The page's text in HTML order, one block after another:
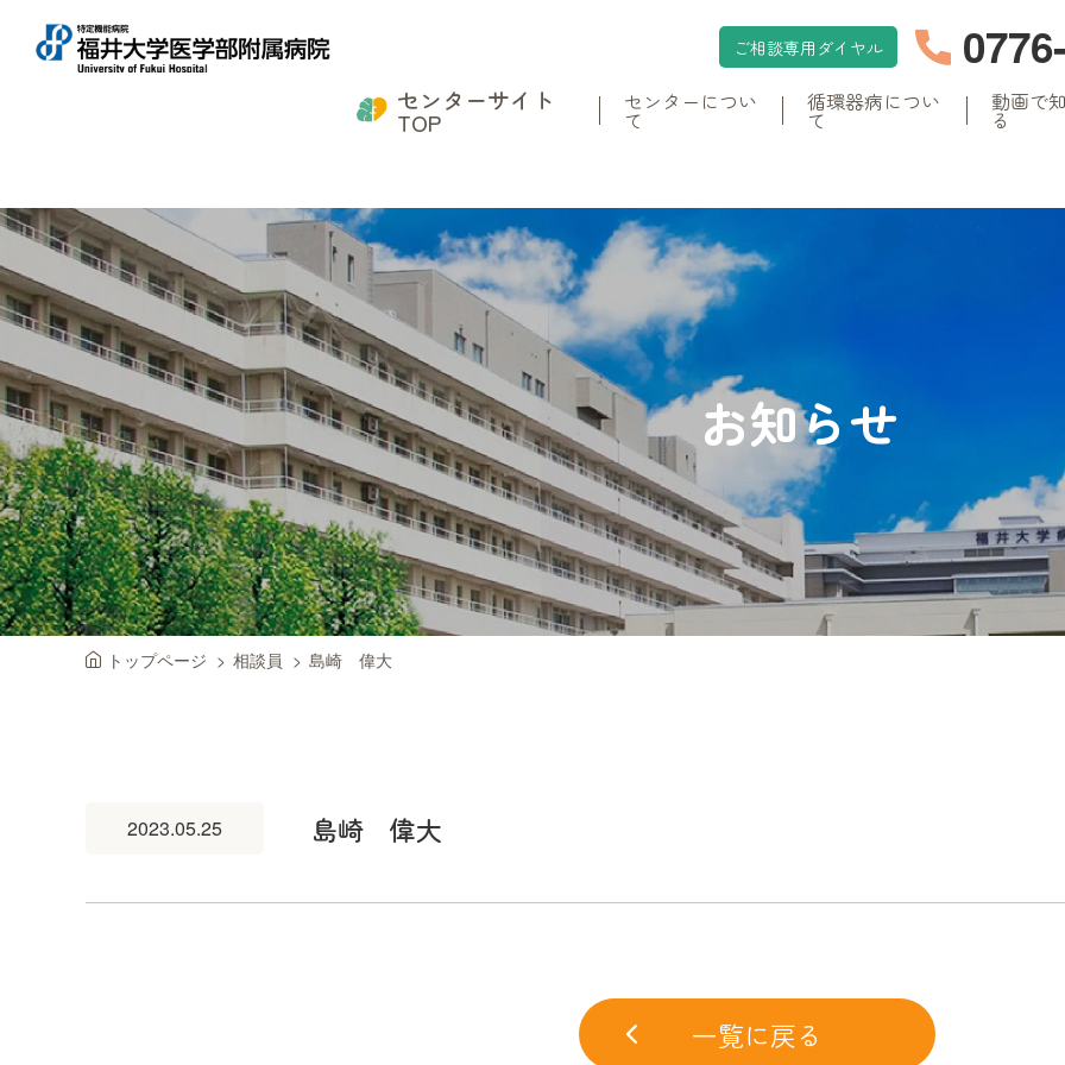
ご相談専用ダイヤル
センターサイト
TOP
センターについ
て
循環器病につい
て
動画で
る
お知らせ
トップページ 相談員 島崎 偉大
2023.05.25 島崎 偉大
一覧に戻る